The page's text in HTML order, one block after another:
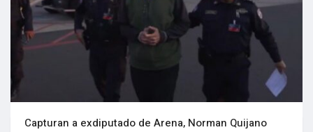
Capturan a exdiputado de Arena, Norman Quijano